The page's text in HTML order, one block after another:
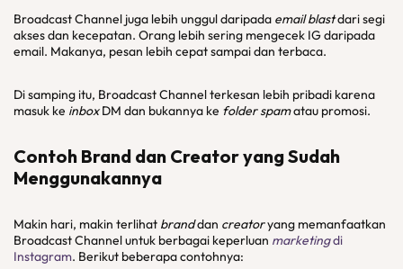
Broadcast Channel juga lebih unggul daripada email blastdari segi
akses dan kecepatan. Orang lebih sering mengecek IG daripada
email. Makanya, pesan lebih cepat sampai dan terbaca.
Di samping itu, Broadcast Channel terkesan lebih pribadi karena
masuk ke inboxDM dan bukannya ke folder spamatau promosi.
Contoh Brand dan Creatoryang Sudah
Menggunakannya
Makin hari, makin terlihat branddan creatoryang memanfaatkan
Broadcast Channel untuk berbagai keperluan marketingdi
Instagram. Berikut beberapa contohnya: